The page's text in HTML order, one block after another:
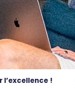
!